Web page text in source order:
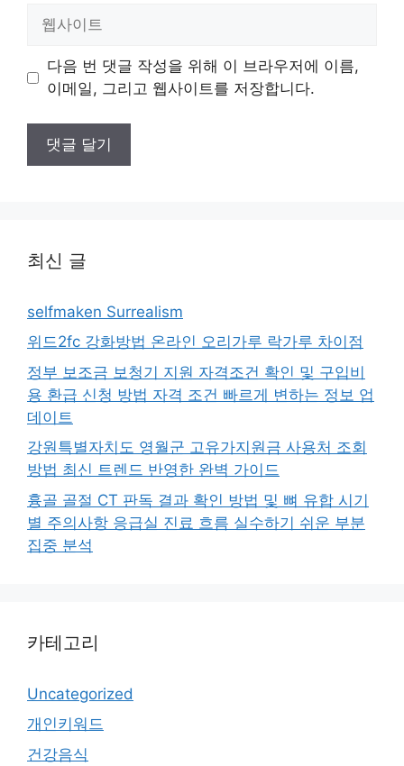
트
다음 번 댓글 작성을 위해 이 브라우저에 이름,
이메일, 그리고 웹사이트를 저장합니다.
최신 글
selfmaken Surrealism
위드2fc 강화방법 온라인 오리가루 락가루 차이점
정부 보조금 보청기 지원 자격조건 확인 및 구입비
용 환급 신청 방법 자격 조건 빠르게 변하는 정보 업
데이트
강원특별자치도 영월군 고유가지원금 사용처 조회
방법 최신 트렌드 반영한 완벽 가이드
흉골 골절 CT 판독 결과 확인 방법 및 뼈 유합 시기
별 주의사항 응급실 진료 흐름 실수하기 쉬운 부분
집중 분석
카테고리
Uncategorized
개인키워드
건강음식